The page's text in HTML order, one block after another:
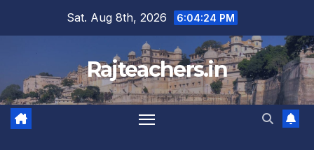
Sat. Aug 8th, 2026 6:04:25 PM
Rajteachers.in